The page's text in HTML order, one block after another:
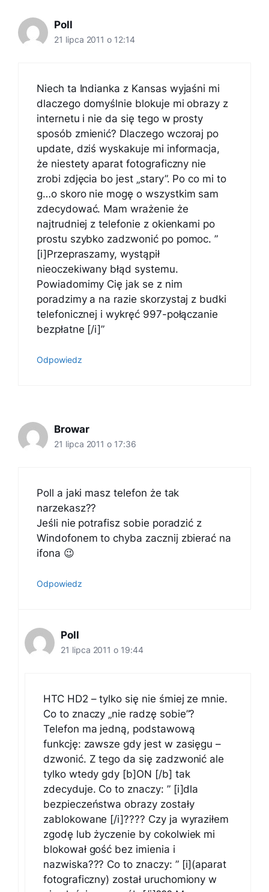
Poll
21 lipca 2011 o 12:14
Niech ta Indianka z Kansas wyjaśni mi
dlaczego domyślnie blokuje mi obrazy z
internetu i nie da się tego w prosty
sposób zmienić? Dlaczego wczoraj po
update, dziś wyskakuje mi informacja,
że niestety aparat fotograficzny nie
zrobi zdjęcia bo jest „stary”. Po co mi to
g…o skoro nie mogę o wszystkim sam
zdecydować. Mam wrażenie że
najtrudniej z telefonie z okienkami po
prostu szybko zadzwonić po pomoc. ”
[i]Przepraszamy, wystąpił
nieoczekiwany błąd systemu.
Powiadomimy Cię jak se z nim
poradzimy a na razie skorzystaj z budki
telefonicznej i wykręć 997-połączanie
bezpłatne [/i]”
Odpowiedz
Browar
21 lipca 2011 o 17:36
Poll a jaki masz telefon że tak
narzekasz??
Jeśli nie potrafisz sobie poradzić z
Windofonem to chyba zacznij zbierać na
ifona 😉
Odpowiedz
Poll
21 lipca 2011 o 19:44
HTC HD2 – tylko się nie śmiej ze mnie.
Co to znaczy „nie radzę sobie”?
Telefon ma jedną, podstawową
funkcję: zawsze gdy jest w zasięgu –
dzwonić. Z tego da się zadzwonić ale
tylko wtedy gdy [b]ON [/b] tak
zdecyduje. Co to znaczy: ” [i]dla
bezpieczeństwa obrazy zostały
zablokowane [/i]???? Czy ja wyraziłem
zgodę lub życzenie by cokolwiek mi
blokował gość bez imienia i
nazwiska??? Co to znaczy: ” [i](aparat
fotograficzny) został uruchomiony w